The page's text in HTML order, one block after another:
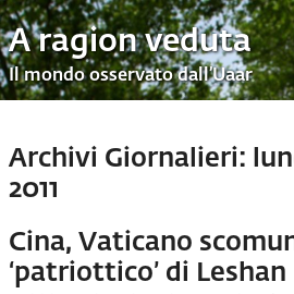
A ragion veduta
Il mondo osservato dall’Uaar
Archivi Giornalieri:
2011
Cina, Vaticano
‘patriottico’ di Leshan